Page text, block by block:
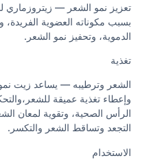
تعزيز نمو الشعر — زيتروزماري
بسبب مكوناته العضوية
الدموية، وتحفيز نمو الشعر.
تغذية
الشعر وترطيبه — يساعد زيت
وإعطاء تغذية عميقة
الرأس الصحية، وتقوية لمعان
التجعد وتساقط الشعر والتكسر.
الاستخدام